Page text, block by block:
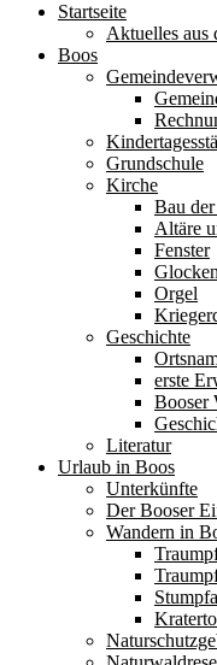
Startseite
Aktuelles aus
Boos
Grundschule
Kirche
Bau
Altäre
Fenster
Glocken
Orgel
Geschichte
erste
Booser
Literatur
Urlaub in Boos
Unterkünfte
Der Booser
Wandern in